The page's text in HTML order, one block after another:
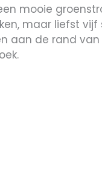
mooie
maar liefst vijf
aan de rand